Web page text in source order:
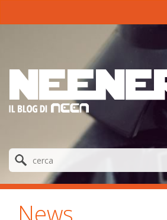
News